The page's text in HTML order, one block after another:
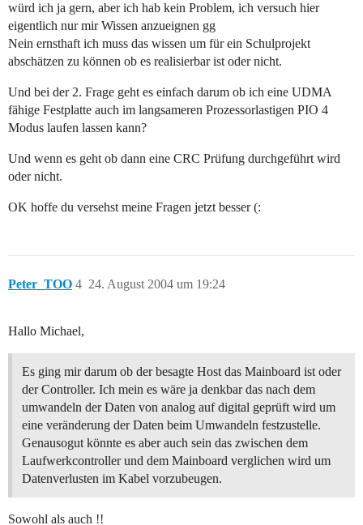
würd ich ja gern, aber ich hab kein Problem, ich versuch hier
eigentlich nur mir Wissen anzueignen gg
Nein ernsthaft ich muss das wissen um für ein Schulprojekt
abschätzen zu können ob es realisierbar ist oder nicht.
Und bei der 2. Frage geht es einfach darum ob ich eine UDMA
fähige Festplatte auch im langsameren Prozessorlastigen PIO 4
Modus laufen lassen kann?
Und wenn es geht ob dann eine CRC Prüfung durchgeführt wird
oder nicht.
OK hoffe du versehst meine Fragen jetzt besser (:
Peter_TOO 24. August 2004 um 19:24
4
Hallo Michael,
Es ging mir darum ob der besagte Host das Mainboard ist oder
der Controller. Ich mein es wäre ja denkbar das nach dem
umwandeln der Daten von analog auf digital geprüft wird um
eine veränderung der Daten beim Umwandeln festzustelle.
Genausogut könnte es aber auch sein das zwischen dem
Laufwerkcontroller und dem Mainboard verglichen wird um
Datenverlusten im Kabel vorzubeugen.
Sowohl als auch !!